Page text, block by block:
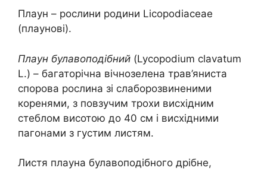
Плаун – рослини родини Licopodiaceae
(плаунові).
Плаун булавоподібний (Lycopodium clavatum
L.) – багаторічна вічнозелена трав’яниста
спорова рослина зі слаборозвиненими
коренями, з повзучим трохи висхідним
стеблом висотою до 40 см і висхідними
пагонами з густим листям.
Листя плауна булавоподібного дрібне,